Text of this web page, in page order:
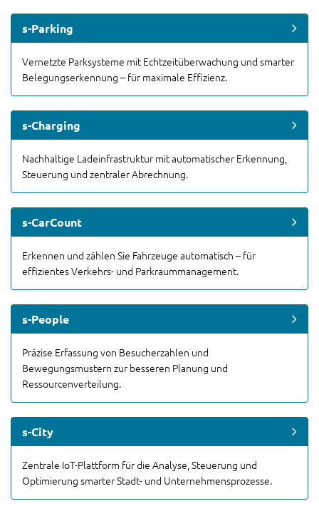
s-Parking
Vernetzte Parksysteme mit Echtzeitüberwachung und smarter
Belegungserkennung – für maximale Effizienz.
s-Charging
Nachhaltige Ladeinfrastruktur mit automatischer Erkennung,
Steuerung und zentraler Abrechnung.
s-CarCount
Erkennen und zählen Sie Fahrzeuge automatisch – für
effizientes Verkehrs- und Parkraummanagement.
s-People
Präzise Erfassung von Besucherzahlen und
Bewegungsmustern zur besseren Planung und
Ressourcenverteilung.
s-City
Zentrale IoT-Plattform für die Analyse, Steuerung und
Optimierung smarter Stadt- und Unternehmensprozesse.